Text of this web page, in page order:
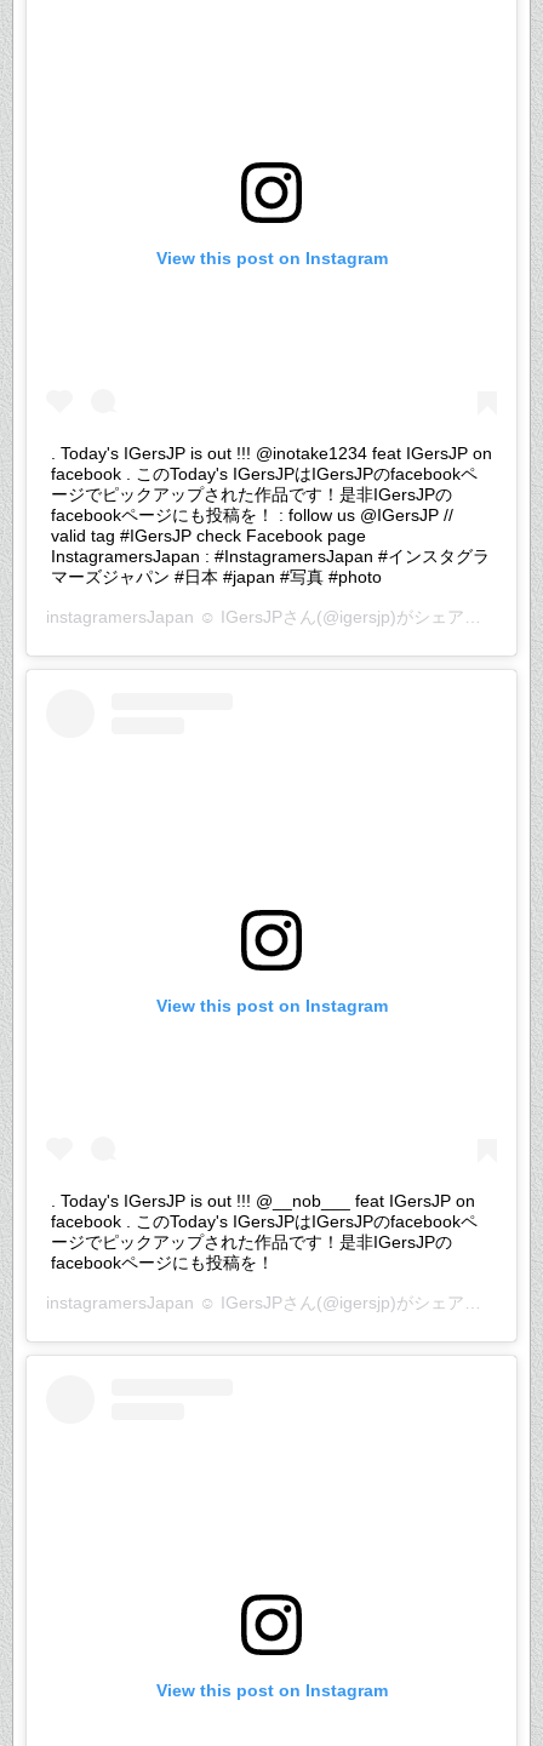
View this post on Instagram
. Today's IGersJP is out !!! @inotake1234 feat IGersJP on
facebook . このToday's IGersJPはIGersJPのfacebookペ
ージでピックアップされた作品です！是非IGersJPの
facebookページにも投稿を！ : follow us @IGersJP //
valid tag #IGersJP check Facebook page
InstagramersJapan : #InstagramersJapan #インスタグラ
マーズジャパン #日本 #japan #写真 #photo
instagramersJapan ☺︎ IGersJPさん(@igersjp)がシェアした投稿 –
View this post on Instagram
. Today's IGersJP is out !!! @__nob___ feat IGersJP on
facebook . このToday's IGersJPはIGersJPのfacebookペ
ージでピックアップされた作品です！是非IGersJPの
facebookページにも投稿を！
instagramersJapan ☺︎ IGersJPさん(@igersjp)がシェアした投稿 –
View this post on Instagram